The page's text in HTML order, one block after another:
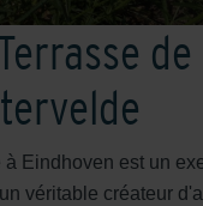
Eindhoven est un
véritable créateur